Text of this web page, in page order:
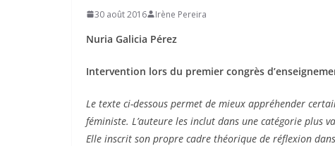
30 août 2016 Irène Pereira
Nuria Galicia Pérez
Intervention lors du premier congrès
Le texte ci-dessous permet de mieux appréhender
féministe. L’auteure les inclut dans une catégorie plus
Elle inscrit son propre cadre théorique de réflexion